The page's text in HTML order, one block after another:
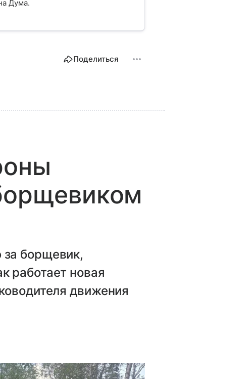
Дума.
Поделиться
борщевик,
работает новая
движения